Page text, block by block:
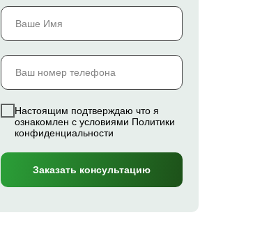
Настоящим подтверждаю что я
ознакомлен с условиями Политики
конфиденциальности
Заказать консультацию